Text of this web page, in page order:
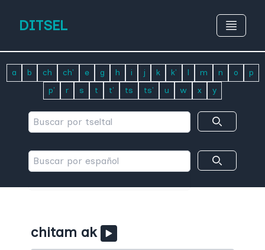
DITSEL
a b ch ch' e g h i j k k' l m n o
p
p'
r s t t' ts ts' u w x y
chitam ak